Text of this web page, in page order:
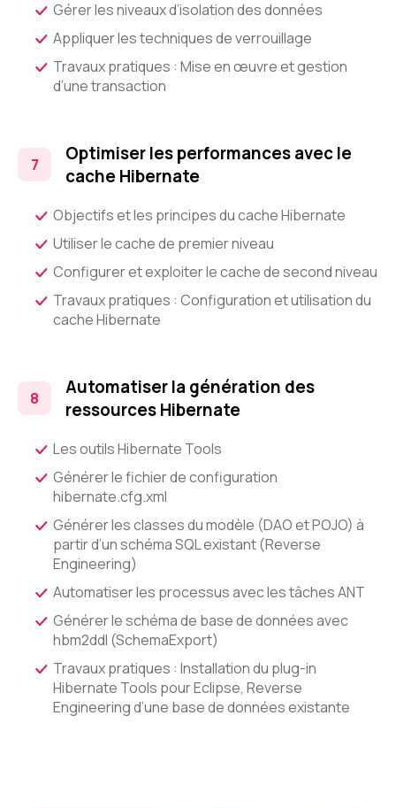
Gérer les niveaux d’isolation des données
Appliquer les techniques de verrouillage
Travaux pratiques : Mise en œuvre et gestion
d’une transaction
Optimiser les performances avec le
cache Hibernate
Objectifs et les principes du cache Hibernate
Utiliser le cache de premier niveau
Configurer et exploiter le cache de second niveau
Travaux pratiques : Configuration et utilisation du
cache Hibernate
Automatiser la génération des
ressources Hibernate
Les outils Hibernate Tools
Générer le fichier de configuration
hibernate.cfg.xml
Générer les classes du modèle (DAO et POJO) à
partir d’un schéma SQL existant (Reverse
Engineering)
Automatiser les processus avec les tâches ANT
Générer le schéma de base de données avec
hbm2ddl (SchemaExport)
Travaux pratiques : Installation du plug-in
Hibernate Tools pour Eclipse, Reverse
Engineering d’une base de données existante